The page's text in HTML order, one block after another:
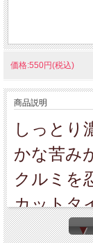
価格:550円(税込)
商品説明
しっとり
かな苦み
クルミを
カットタ
温めても
▼